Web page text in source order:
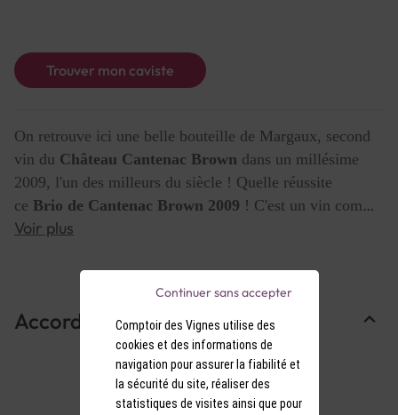
Trouver mon caviste
On retrouve ici une belle bouteille de Margaux, second
vin du Château Cantenac Brown dans un millésime
2009, l'un des milleurs du siècle ! Quelle réussite
ce Brio de Cantenac Brown 2009 ! C'est un vin comme
on les aime,
Voir plus
Accords Mets & Vins
Comptoir des Vignes utilise des
cookies et des informations de
navigation pour assurer la fiabilité et
la sécurité du site, réaliser des
statistiques de visites ainsi que pour
Continuer sans accepter